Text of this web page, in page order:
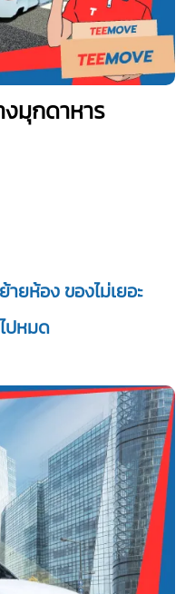
งมุกดาหาร
ยห้อง ของไม่เยอะ
ปหมด